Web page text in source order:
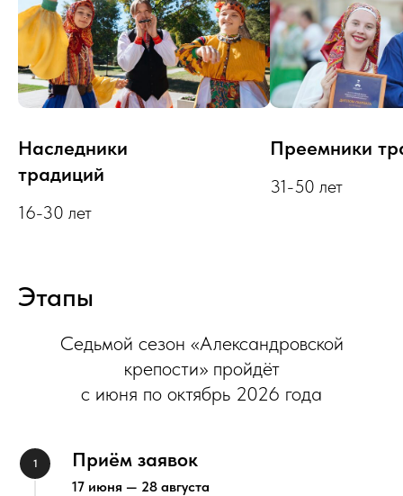
Наследники
традиций
16-30 лет
Преемники
31-50 лет
Этапы
Седьмой сезон «Александровской
крепости» пройдёт
с июня по октябрь 2026 года
Приём заявок
17 июня — 28 августа